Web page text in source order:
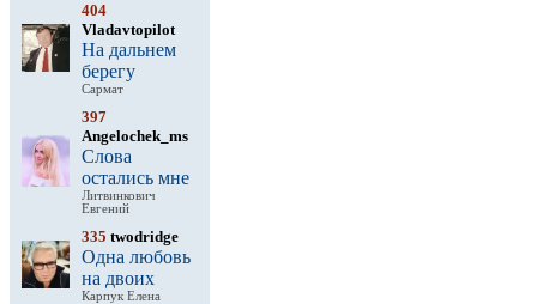
404
Vladavtopilot
На дальнем
берегу
Сармат
397
Angelochek_ms
Слова
остались мне
Литвинкович
Евгений
335 twodridge
Одна любовь
на двоих
Карпук Елена